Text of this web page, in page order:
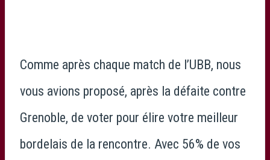
Comme après chaque match de l’UBB, nous
vous avions proposé, après la défaite contre
Grenoble, de voter pour élire votre meilleur
bordelais de la rencontre. Avec 56% de vos